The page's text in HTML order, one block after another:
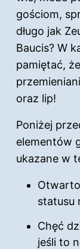
gościom,
długo jak
Baucis? W
pamiętać,
oraz lip!
Poniżej
elementów
ukazane w
statusu
Chęć
jeśli to